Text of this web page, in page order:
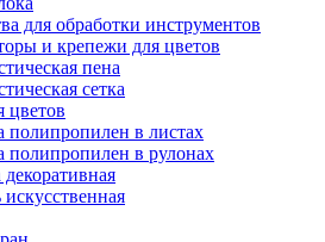
для обработки инструментов
и крепежи для цветов
пена
сетка
цветов
полипропилен в листах
полипропилен в рулонах
искусственная